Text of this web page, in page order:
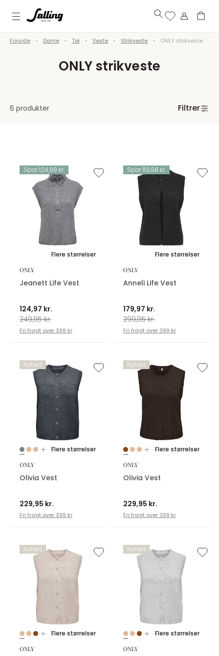
Forside Dame Tøj Veste Strikveste ONLY strikveste
ONLY strikveste
6 produkter Filtrer
Spar 124,98 kr.
Flere størrelser
ONLY
Jeanett Life Vest
124,97 kr.
249,95 kr.
Fri fragt over 399 kr
Spar 119,98 kr.
Flere størrelser
ONLY
Anneli Life Vest
179,97 kr.
299,95 kr.
Fri fragt over 399 kr
Nyhed
Flere størrelser
ONLY
Olivia Vest
229,95 kr.
Fri fragt over 399 kr
Nyhed
Flere størrelser
ONLY
Olivia Vest
229,95 kr.
Fri fragt over 399 kr
Nyhed
Flere størrelser
ONLY
Nyhed
Flere størrelser
ONLY